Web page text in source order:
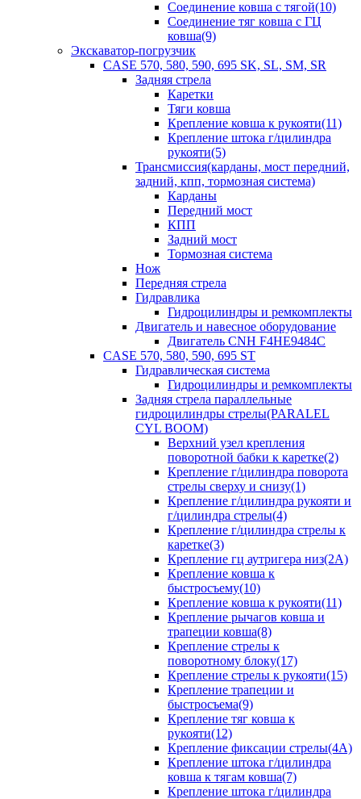
Соединение ковша с тягой(10)
Соединение тяг ковша с ГЦ
ковша(9)
Экскаватор-погрузчик
CASE 570, 580, 590, 695 SK, SL, SM, SR
Задняя стрела
Каретки
Тяги ковша
Крепление ковша к рукояти(11)
Крепление штока г/цилиндра
рукояти(5)
Трансмиссия(карданы, мост передний,
задний, кпп, тормозная система)
Карданы
Передний мост
КПП
Задний мост
Тормозная система
Нож
Передняя стрела
Гидравлика
Гидроцилиндры и ремкомплекты
Двигатель и навесное оборудование
Двигатель CNH F4HE9484C
CASE 570, 580, 590, 695 ST
Гидравлическая система
Гидроцилиндры и ремкомплекты
Задняя стрела параллельные
гидроцилиндры стрелы(PARALEL
CYL BOOM)
Верхний узел крепления
поворотной бабки к каретке(2)
Крепление г/цилиндра поворота
стрелы сверху и снизу(1)
Крепление г/цилиндра рукояти и
г/цилиндра стрелы(4)
Крепление г/цилиндра стрелы к
каретке(3)
Крепление гц аутригера низ(2А)
Крепление ковша к
быстросъему(10)
Крепление ковша к рукояти(11)
Крепление рычагов ковша и
трапеции ковша(8)
Крепление стрелы к
поворотному блоку(17)
Крепление стрелы к рукояти(15)
Крепление трапеции и
быстросъема(9)
Крепление тяг ковша к
рукояти(12)
Крепление фиксации стрелы(4A)
Крепление штока г/цилиндра
ковша к тягам ковша(7)
Крепление штока г/цилиндра